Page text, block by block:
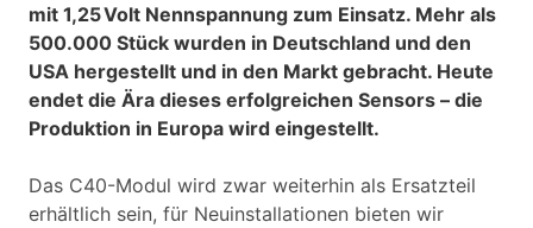
mit 1,25 Volt Nennspannung zum Einsatz. Mehr als
500.000 Stück wurden in Deutschland und den
USA hergestellt und in den Markt gebracht. Heute
endet die Ära dieses erfolgreichen Sensors – die
Produktion in Europa wird eingestellt.
Das C40-Modul wird zwar weiterhin als Ersatzteil
erhältlich sein, für Neuinstallationen bieten wir